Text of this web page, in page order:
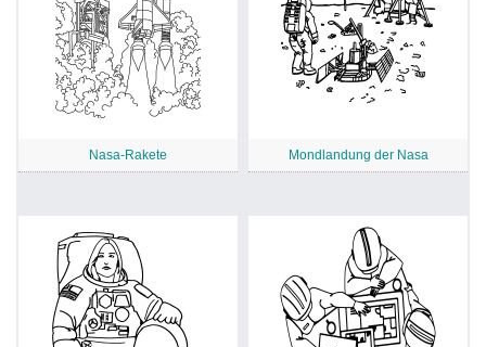
Nasa-Rakete Mondlandung der Nasa